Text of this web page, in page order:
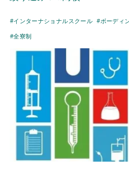
#インターナショナルスクール #ボーディ
#全寮制